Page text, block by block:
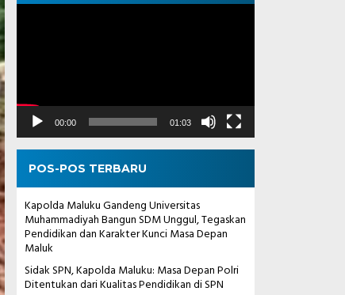
Pemutar
00:00 01:03
POS-POS TERBARU
Kapolda Maluku Gandeng Universitas
Muhammadiyah Bangun SDM Unggul, Tegaskan
Pendidikan dan Karakter Kunci Masa Depan
Maluk
Sidak SPN, Kapolda Maluku: Masa Depan Polri
Ditentukan dari Kualitas Pendidikan di SPN